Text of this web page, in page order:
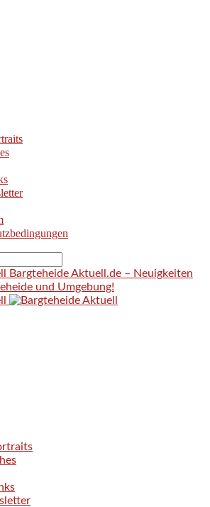
Bargteheide Aktuell.de – Neuigkeiten
und Umgebung!